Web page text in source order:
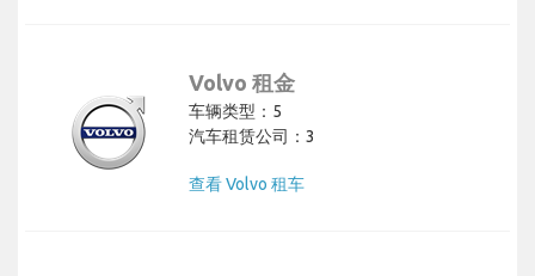
Volvo 租金
车辆类型：5
汽车租赁公司：3
查看 Volvo 租车